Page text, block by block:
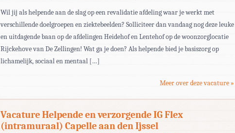
Wil jij als helpende aan de slag op een revalidatie afdeling waar je werkt met
verschillende doelgroepen en ziektebeelden? Solliciteer dan vandaag nog deze leuke
en uitdagende baan op de afdelingen Heidehof en Lentehof op de woonzorglocatie
Rijckehove van De Zellingen! Wat ga je doen? Als helpende bied je basiszorg op
lichamelijk, sociaal en mentaal […]
Meer over deze vacature »
Vacature Helpende en verzorgende IG Flex
(intramuraal) Capelle aan den Ijssel